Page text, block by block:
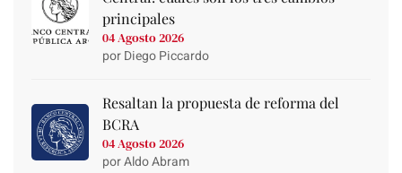
principales
04 Agosto 2026
por Diego Piccardo
Resaltan la propuesta de reforma del
BCRA
04 Agosto 2026
por Aldo Abram